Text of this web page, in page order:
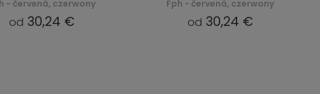
- červená, czerwony
od 30,24 €
Fph - červená, czerwony
od 30,24 €